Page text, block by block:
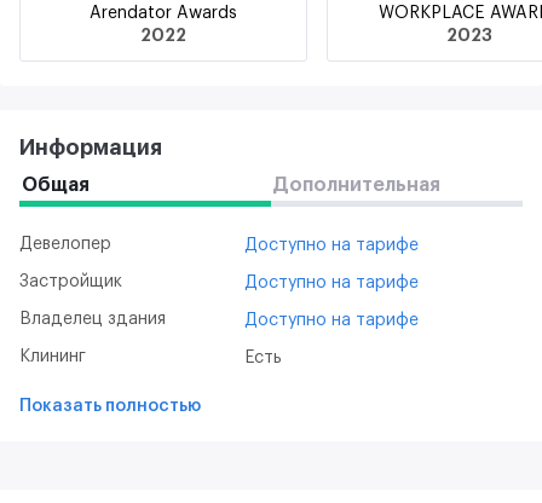
Arendator Awards
2022
WORKPLACE
2023
Информация
Общая Дополнительная
Девелопер Доступно на тарифе
Застройщик Доступно на тарифе
Владелец здания Доступно на тарифе
Клининг Есть
Показать полностью